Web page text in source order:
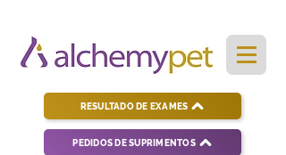
PEDIDOS DE SUPRIMENTOS
RESULTADO DE EXAMES